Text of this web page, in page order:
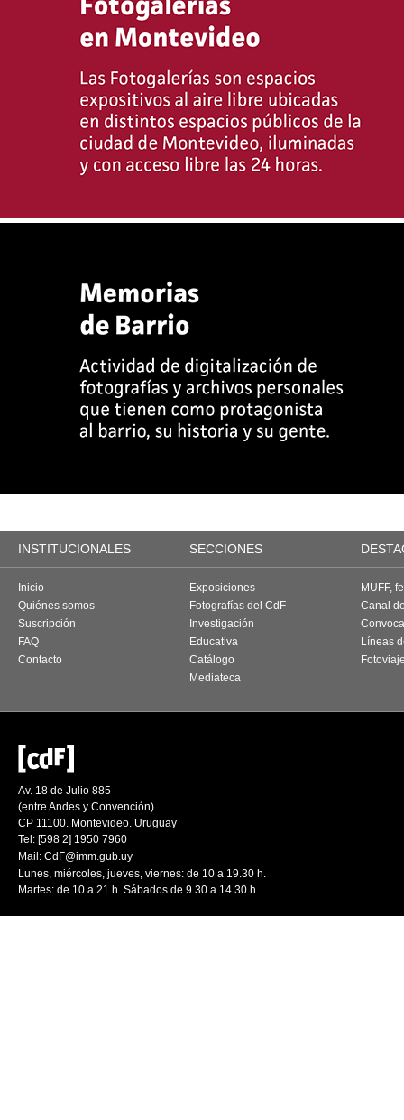
INSTITUCIONALES SECCIONES
Inicio
Quiénes somos
Suscripción
FAQ
Contacto
Exposiciones
Fotografías del CdF
Investigación
Educativa
Catálogo
Mediateca
MUFF,
Canal
Líneas
Av. 18 de Julio 885
(entre Andes y Convención)
CP 11100. Montevideo. Uruguay
Tel: [598 2] 1950 7960
Mail: CdF@imm.gub.uy
Lunes, miércoles, jueves, viernes: de 10 a 19.30 h.
Martes: de 10 a 21 h. Sábados de 9.30 a 14.30 h.